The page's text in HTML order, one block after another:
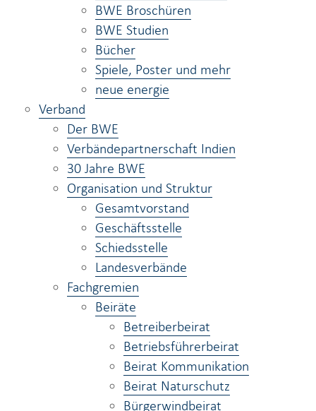
BWE Broschüren
BWE Studien
Bücher
Spiele, Poster und mehr
neue energie
Verband
Der BWE
Verbändepartnerschaft Indien
30 Jahre BWE
Organisation und Struktur
Gesamtvorstand
Geschäftsstelle
Schiedsstelle
Landesverbände
Fachgremien
Beiräte
Betreiberbeirat
Betriebsführerbeirat
Beirat Kommunikation
Beirat Naturschutz
Bürgerwindbeirat